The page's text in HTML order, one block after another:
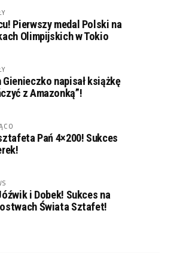
Pierwszy medal Polski na
Olimpijskich w Tokio
Gienieczko napisał książkę
z Amazonką”!
Pań 4×200! Sukces
i Dobek! Sukces na
Świata Sztafet!